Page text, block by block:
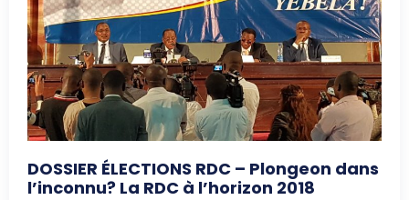
DOSSIER ÉLECTIONS RDC – Plongeon dans
l’inconnu? La RDC à l’horizon 2018